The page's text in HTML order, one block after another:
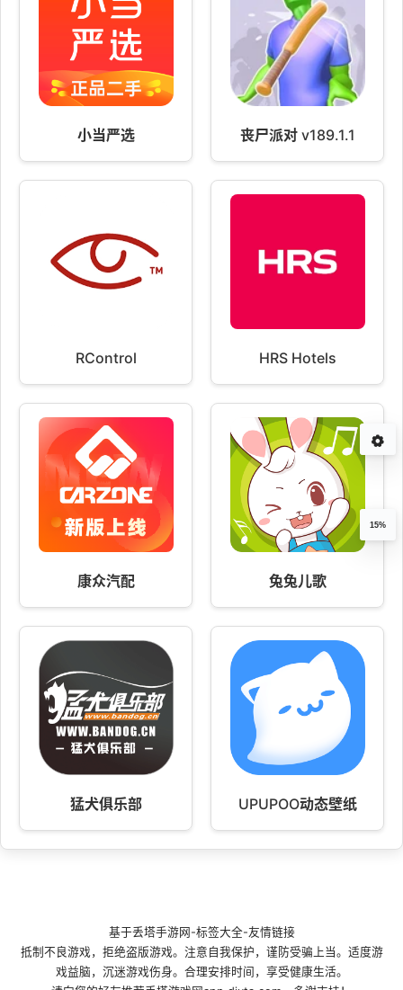
小当严选 丧尸派对 v189.1.1
RControl HRS Hotels
康众汽配 兔兔儿歌
猛犬俱乐部 UPUPOO动态壁纸
15%
基于丢塔手游网 -标签大全-友情链接
抵制不良游戏，拒绝盗版游戏。注意自我保护，谨防受骗上当。适度游
戏益脑，沉迷游戏伤身。合理安排时间，享受健康生活。